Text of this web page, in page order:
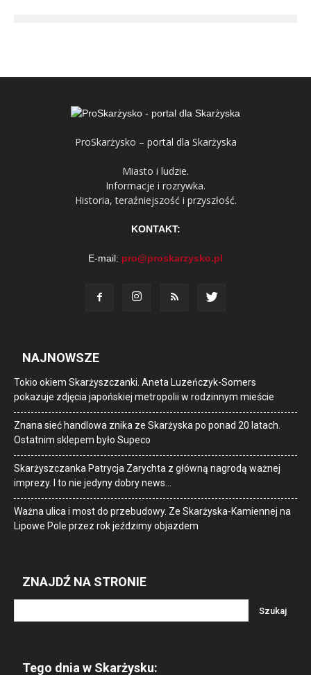
ProSkarżysko – portal dla Skarżyska
Miasto i ludzie.
Informacje i rozrywka.
Historia, teraźniejszość i przyszłość.
KONTAKT:
E-mail: pro@proskarzysko.pl
NAJNOWSZE
Tokio okiem Skarżyszczanki. Aneta Luzeńczyk-Somers
pokazuje zdjęcia japońskiej metropolii w rodzinnym mieście
Znana sieć handlowa znika ze Skarżyska po ponad 20 latach.
Ostatnim sklepem było Supeco
Skarżyszczanka Patrycja Zarychta z główną nagrodą ważnej
imprezy. I to nie jedyny dobry news…
Ważna ulica i most do przebudowy. Ze Skarżyska-Kamiennej na
Lipowe Pole przez rok jeździmy objazdem
ZNAJDŹ NA STRONIE
Tego dnia w Skarżysku: